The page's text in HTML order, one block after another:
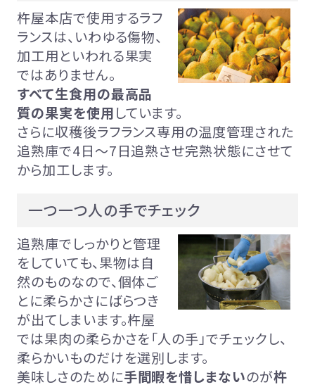
杵屋本店で使用するラフ
ランスは、いわゆる傷物、
加工用といわれる果実
ではありません。
すべて生食用の最高品
質の果実を使用しています。
さらに収穫後ラフランス専用の温度管理された
追熟庫で4日～7日追熟させ完熟状態にさせて
から加工します。
一つ一つ人の手でチェック
追熟庫でしっかりと管理
をしていても、果物は自
然のものなので、個体ご
とに柔らかさにばらつき
が出てしまいます。杵屋
では果肉の柔らかさを「人の手」でチェックし、
柔らかいものだけを選別します。
美味しさのために手間暇を惜しまないのが杵